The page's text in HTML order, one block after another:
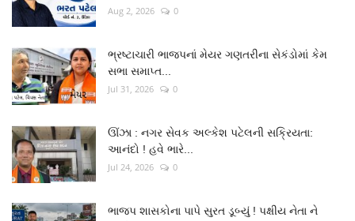
Aug 2, 2026 0
ભ્રષ્ટાચારી ભાજપનાં મેયર ગણતરીના સેકંડોમાં કેમ
સભા સમાપ્ત...
Jul 31, 2026 0
ઊંઝા : નગર સેવક અલ્કેશ પટેલની સક્રિયતા:
આનંદો ! હવે ભારે...
Jul 24, 2026 0
ભાજપ શાસકોના પાપે સુરત ડૂબ્યું ! પક્ષીય નેતા ને